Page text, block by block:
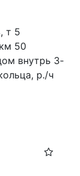
т 5
50
внутрь 3-
р./ч